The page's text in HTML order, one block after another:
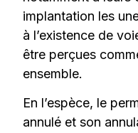
implantation les
à l’existence de
être perçues
ensemble.
En l’espèce, le
annulé et son